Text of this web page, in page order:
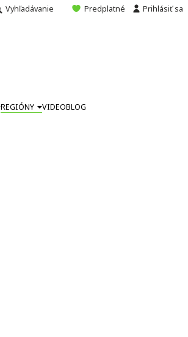
Vyhľadávanie Predplatné Prihlásiť sa
REGIÓNY VIDEOBLOG